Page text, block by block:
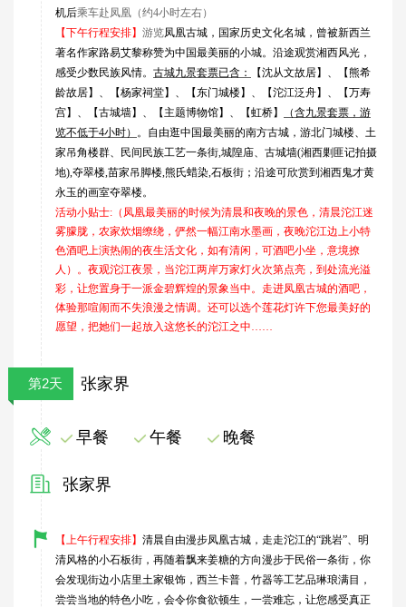
机后乘车赴凤凰（约4小时左右）
【下午行程安排】 游览凤凰古城，国家历史文化名城，曾被新西兰
著名作家路易艾黎称赞为中国最美丽的小城。沿途观赏湘西风光，
感受少数民族风情。 古城九景套票已含： 【沈从文故居】、【熊希
龄故居】、【杨家祠堂】、【东门城楼】、【沱江泛舟】、【万寿
宫】、【古城墙】、【主题博物馆】、【虹桥】
（含九景套票，游
览不低于4小时） 。 自由逛中国最美丽的南方古城，游北门城楼、土
家吊角楼群、民间民族工艺一条街,城隍庙、古城墙(湘西剿匪记拍摄
地),夺翠楼,苗家吊脚楼,熊氏蜡染,石板街；沿途可欣赏到湘西鬼才黄
永玉的画室夺翠楼。
活动小贴士: （凤凰最美丽的时候为清晨和夜晚的景色，清晨沱江迷
雾朦胧，农家炊烟缭绕，俨然一幅江南水墨画，夜晚沱江边上小特
色酒吧上演热闹的夜生活文化，如有清闲，可酒吧小坐，意境撩
人）。夜观沱江夜景，当沱江两岸万家灯火次第点亮，到处流光溢
彩，让您置身于一派金碧辉煌的景象当中。走进凤凰古城的酒吧，
体验那喧闹而不失浪漫之情调。还可以选个莲花灯许下您最美好的
愿望，把她们一起放入这悠长的沱江之中……
第2天 张家界
早餐 午餐 晚餐
张家界
【上午行程安排】 清晨自由漫步凤凰古城，走走沱江的“跳岩”、明
清风格的小石板街，再随着飘来姜糖的方向漫步于民俗一条街，你
会发现街边小店里土家银饰，西兰卡普，竹器等工艺品琳琅满目，
尝尝当地的特色小吃，会令你食欲顿生，一尝难忘，让您感受真正